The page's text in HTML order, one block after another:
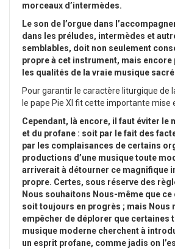
morceaux d’intermèdes.
Le son de l’orgue dans
dans les préludes, intermèdes et
semblables, doit non seulement
propre à cet instrument, mais
les qualités de la vraie musique
Pour garantir le caractère liturgique de
le pape Pie XI fit cette importante mise
Cependant, là encore, il faut éviter le
et du profane : soit par le fait des
par les complaisances de certains
productions d’une musique toute
arriverait à détourner ce magnifique
propre. Certes, sous réserve des
Nous souhaitons Nous-même que ce
soit toujours en progrès ; mais Nous
empêcher de déplorer que certaines
musique moderne cherchent à
un esprit profane, comme jadis on